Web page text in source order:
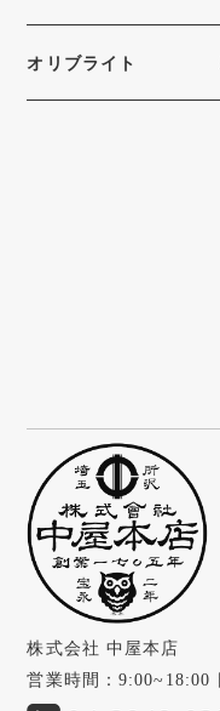
オリブライト
株式会社 中屋本店
営業時間：9:00~18:00